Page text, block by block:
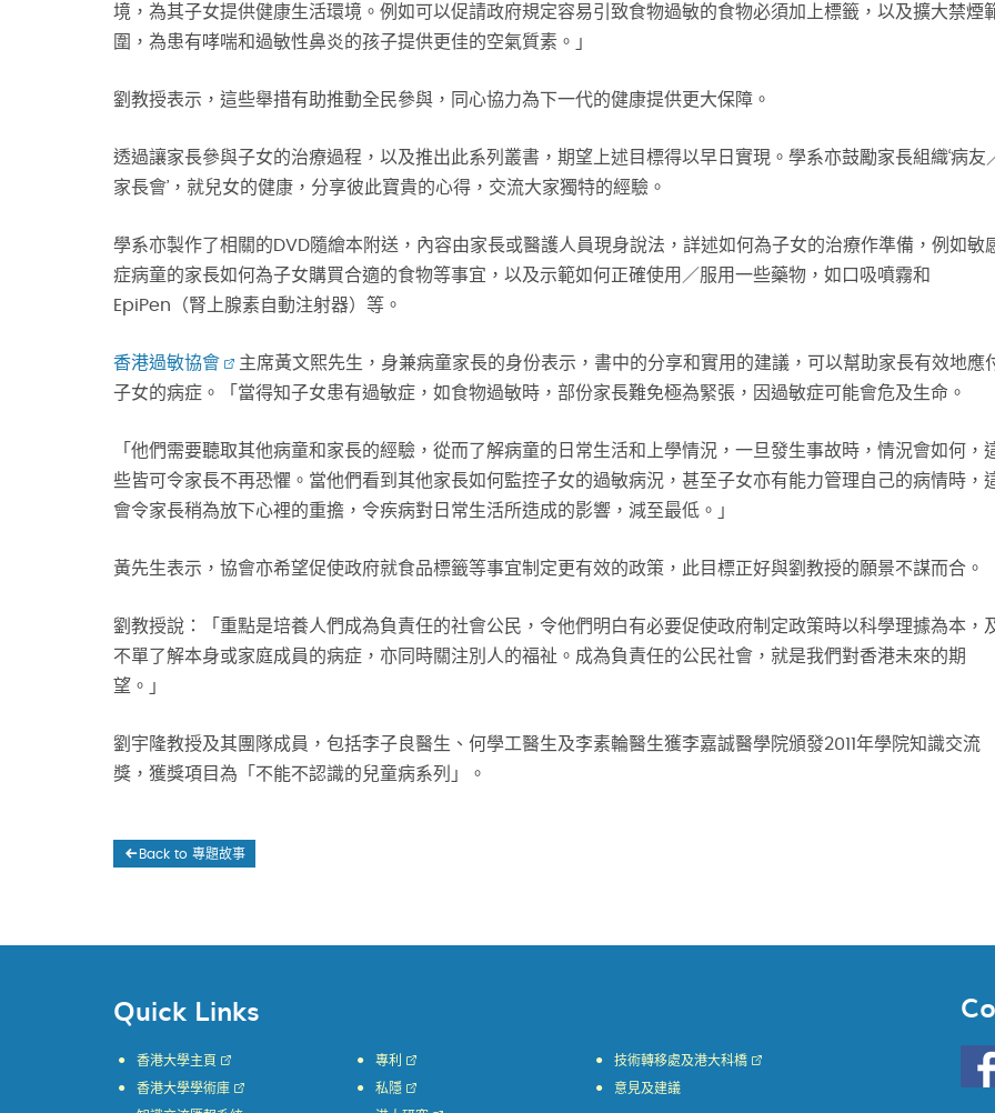
境，為其子女提供健康生活環境。例如可以促請政府規定容易引致食物過敏的食物必須加上標籤，以及擴大禁煙
圍，為患有哮喘和過敏性鼻炎的孩子提供更佳的空氣質素。」
劉教授表示，這些舉措有助推動全民參與，同心協力為下一代的健康提供更大保障。
透過讓家長參與子女的治療過程，以及推出此系列叢書，期望上述目標得以早日實現。學系亦鼓勵家長組織‘病友
家長會’，就兒女的健康，分享彼此寶貴的心得，交流大家獨特的經驗。
學系亦製作了相關的DVD隨繪本附送，內容由家長或醫護人員現身說法，詳述如何為子女的治療作準備，例如敏
症病童的家長如何為子女購買合適的食物等事宜，以及示範如何正確使用／服用一些藥物，如口吸噴霧和
EpiPen（腎上腺素自動注射器）等。
香港過敏協會
主席黃文熙先生，身兼病童家長的身份表示，書中的分享和實用的建議，可以幫助家長有效地應
子女的病症。「當得知子女患有過敏症，如食物過敏時，部份家長難免極為緊張，因過敏症可能會危及生命。
「他們需要聽取其他病童和家長的經驗，從而了解病童的日常生活和上學情況，一旦發生事故時，情況會如何，
些皆可令家長不再恐懼。當他們看到其他家長如何監控子女的過敏病況，甚至子女亦有能力管理自己的病情時，
會令家長稍為放下心裡的重擔，令疾病對日常生活所造成的影響，減至最低。」
黃先生表示，協會亦希望促使政府就食品標籤等事宜制定更有效的政策，此目標正好與劉教授的願景不謀而合。
劉教授說：「重點是培養人們成為負責任的社會公民，令他們明白有必要促使政府制定政策時以科學理據為本，
不單了解本身或家庭成員的病症，亦同時關注別人的福祉。成為負責任的公民社會，就是我們對香港未來的期
望。」
劉宇隆教授及其團隊成員，包括李子良醫生、何學工醫生及李素輪醫生獲李嘉誠醫學院頒發2011年學院知識交流
獎，獲獎項目為「不能不認識的兒童病系列」。
Back to 專題故事
Quick Links
香港大學主頁
香港大學學術庫
專利
私隱
技術轉移處及港大科橋
意見及建議
HKU